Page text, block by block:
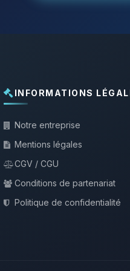
INFORMATIONS
Notre entreprise
Mentions légales
CGV / CGU
Conditions de partenariat
Politique de confidentialité